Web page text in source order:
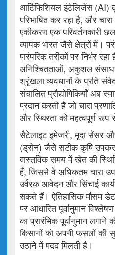
आर्टिफिशियल इंटेलिजेंस (AI)
परिभाषित कर रहा है, और
एकीकरण एक परिवर्तनकारी
व्यापक भारत जैसे क्षेत्रों में।
पारंपरिक तरीकों पर निर्भर
अनिश्चितताओं, अकुशल
श्रृंखला व्यवधानों के प्रति
संचालित प्रौद्योगिकियाँ अब
प्रदान करती हैं जो चारा
और स्थिरता को महत्वपूर्ण रूप
सैटेलाइट इमेजरी, मृदा सेंसर और
(ड्रोन) जैसे सटीक कृषि
वास्तविक समय में खेत की
हैं, जिससे वे अधिकतम चारा
उर्वरक आवेदन और सिंचाई
सकते हैं। ऐतिहासिक मौसम
पर आधारित पूर्वानुमान
का प्रारंभिक पूर्वानुमान
किसानों को अपनी फसलों की
उठाने में मदद मिलती है।